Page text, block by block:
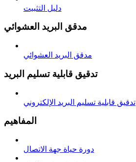
دليل التثبيت
مدقق البريد العشوائي
مدقق البريد العشوائي
تدقيق قابلية تسليم البريد
تدقيق قابلية تسليم البريد الإلكتروني
المفاهيم
دورة حياة جهة الاتصال